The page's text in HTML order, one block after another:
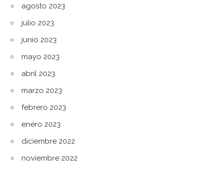
agosto 2023
julio 2023
junio 2023
mayo 2023
abril 2023
marzo 2023
febrero 2023
enero 2023
diciembre 2022
noviembre 2022